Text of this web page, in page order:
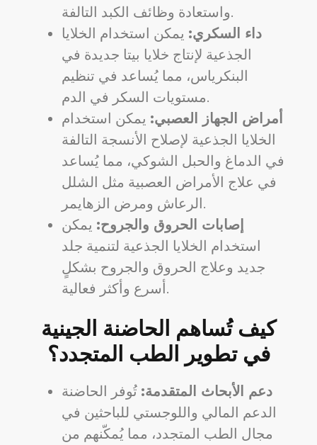
واستعادة وظائف الكبد التالفة.
داء السكري: يمكن استخدام الخلايا
الجذعية لإنتاج خلايا بيتا جديدة في
البنكرياس، مما يُساعد في تنظيم
مستويات السكر في الدم.
أمراض الجهاز العصبي: يمكن استخدام
الخلايا الجذعية لإصلاح الأنسجة التالفة
في الدماغ والحبل الشوكي، مما يُساعد
في علاج الأمراض العصبية مثل الشلل
الرعاش ومرض الزهايمر.
إصابات الحروق والجروح: يمكن
استخدام الخلايا الجذعية لتنمية جلد
جديد وعلاج الحروق والجروح بشكلٍ
أسرع وأكثر فعالية.
كيف تُساهم الحاضنة الجينية
في تطوير الطب المتجدد؟
دعم الأبحاث المتقدمة: تُوفر الحاضنة
الدعم المالي واللوجستي للباحثين في
مجال الطب المتجدد، مما يُمكّنهم من